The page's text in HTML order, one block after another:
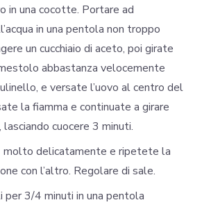
in una cocotte. Portare ad
in una pentola non troppo
un cucchiaio di aceto, poi girate
mestolo abbastanza velocemente
e versate l’uovo al centro del
la fiamma e continuate a girare
cuocere 3 minuti.
molto delicatamente e ripetete la
con l’altro. Regolare di sale.
3/4 minuti in una pentola